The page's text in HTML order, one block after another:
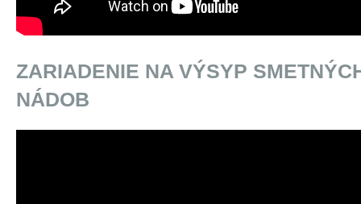
ZARIADENIE NA VÝSYP
NÁDOB